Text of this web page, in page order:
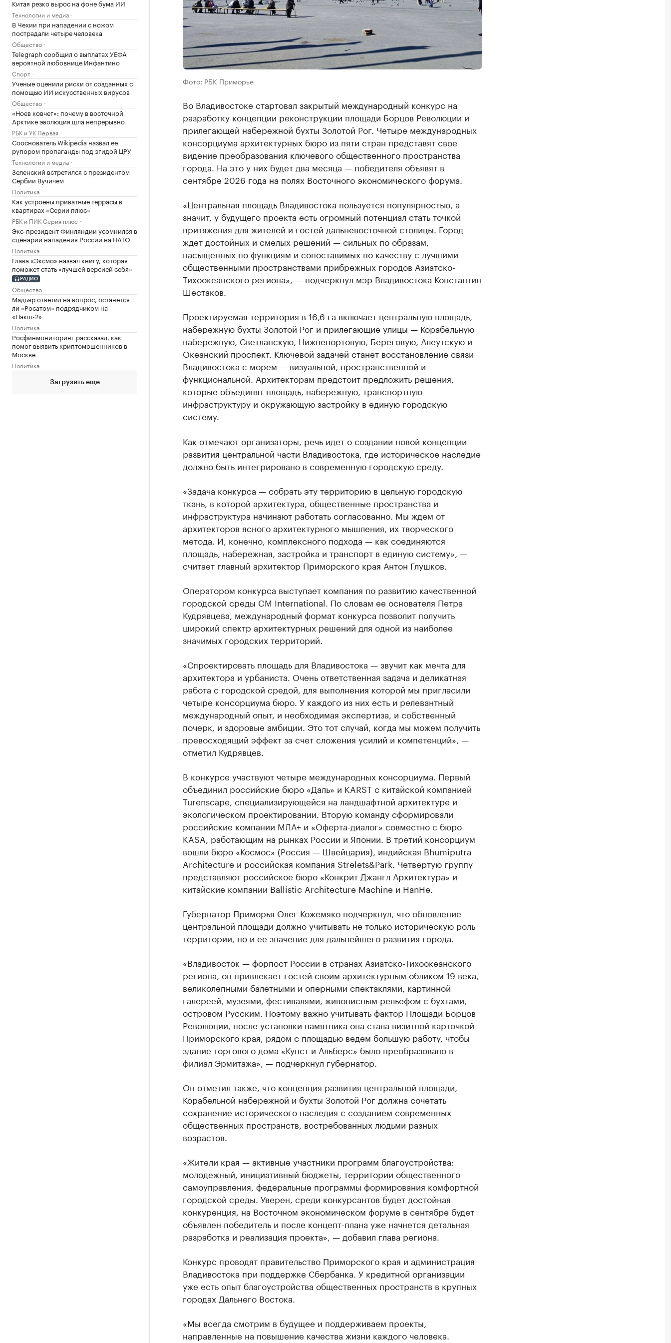
Китая резко вырос на фоне бума ИИ
Технологии и медиа
В Чехии при нападении с ножом
пострадали четыре человека
Общество
Telegraph сообщил о выплатах УЕФА
вероятной любовнице Инфантино
Спорт
Ученые оценили риски от созданных с
помощью ИИ искусственных вирусов
Общество
«Ноев ковчег»: почему в восточной
Арктике эволюция шла непрерывно
РБК и УК Первая
Сооснователь Wikipedia назвал ее
рупором пропаганды под эгидой ЦРУ
Технологии и медиа
Зеленский встретился с президентом
Сербии Вучичем
Политика
Как устроены приватные террасы в
квартирах «Серии плюс»
РБК и ПИК Серия плюс
Экс-президент Финляндии усомнился в
сценарии нападения России на НАТО
Политика
Глава «Эксмо» назвал книгу, которая
поможет стать «лучшей версией себя»
РАДИО
Общество
Мадьяр ответил на вопрос, останется
ли «Росатом» подрядчиком на
«Пакш-2»
Политика
Росфинмониторинг рассказал, как
помог выявить криптомошенников в
Москве
Политика
Загрузить еще
Фото: РБК Приморье
Во Владивостоке стартовал закрытый международный конкурс на
разработку концепции реконструкции площади Борцов Революции и
прилегающей набережной бухты Золотой Рог. Четыре международных
консорциума архитектурных бюро из пяти стран представят свое
видение преобразования ключевого общественного пространства
города. На это у них будет два месяца — победителя объявят в
сентябре 2026 года на полях Восточного экономического форума.
«Центральная площадь Владивостока пользуется популярностью, а
значит, у будущего проекта есть огромный потенциал стать точкой
притяжения для жителей и гостей дальневосточной столицы. Город
ждет достойных и смелых решений — сильных по образам,
насыщенных по функциям и сопоставимых по качеству с лучшими
общественными пространствами прибрежных городов Азиатско-
Тихоокеанского региона», — подчеркнул мэр Владивостока Константин
Шестаков.
Проектируемая территория в 16,6 га включает центральную площадь,
набережную бухты Золотой Рог и прилегающие улицы — Корабельную
набережную, Светланскую, Нижнепортовую, Береговую, Алеутскую и
Океанский проспект. Ключевой задачей станет восстановление связи
Владивостока с морем — визуальной, пространственной и
функциональной. Архитекторам предстоит предложить решения,
которые объединят площадь, набережную, транспортную
инфраструктуру и окружающую застройку в единую городскую
систему.
Как отмечают организаторы, речь идет о создании новой концепции
развития центральной части Владивостока, где историческое наследие
должно быть интегрировано в современную городскую среду.
«Задача конкурса — собрать эту территорию в цельную городскую
ткань, в которой архитектура, общественные пространства и
инфраструктура начинают работать согласованно. Мы ждем от
архитекторов ясного архитектурного мышления, их творческого
метода. И, конечно, комплексного подхода — как соединяются
площадь, набережная, застройка и транспорт в единую систему», —
считает главный архитектор Приморского края Антон Глушков.
Оператором конкурса выступает компания по развитию качественной
городской среды CM International. По словам ее основателя Петра
Кудрявцева, международный формат конкурса позволит получить
широкий спектр архитектурных решений для одной из наиболее
значимых городских территорий.
«Спроектировать площадь для Владивостока — звучит как мечта для
архитектора и урбаниста. Очень ответственная задача и деликатная
работа с городской средой, для выполнения которой мы пригласили
четыре консорциума бюро. У каждого из них есть и релевантный
международный опыт, и необходимая экспертиза, и собственный
почерк, и здоровые амбиции. Это тот случай, когда мы можем получить
превосходящий эффект за счет сложения усилий и компетенций», —
отметил Кудрявцев.
В конкурсе участвуют четыре международных консорциума. Первый
объединил российские бюро «Даль» и KARST с китайской компанией
Turenscape, специализирующейся на ландшафтной архитектуре и
экологическом проектировании. Вторую команду сформировали
российские компании МЛА+ и «Оферта-диалог» совместно с бюро
KASA, работающим на рынках России и Японии. В третий консорциум
вошли бюро «Космос» (Россия — Швейцария), индийская Bhumiputra
Architecture и российская компания Strelets&Park. Четвертую группу
представляют российское бюро «Конкрит Джангл Архитектура» и
китайские компании Ballistic Architecture Machine и HanHe.
Губернатор Приморья Олег Кожемяко подчеркнул, что обновление
центральной площади должно учитывать не только историческую роль
территории, но и ее значение для дальнейшего развития города.
«Владивосток — форпост России в странах Азиатско-Тихоокеанского
региона, он привлекает гостей своим архитектурным обликом 19 века,
великолепными балетными и оперными спектаклями, картинной
галереей, музеями, фестивалями, живописным рельефом с бухтами,
островом Русским. Поэтому важно учитывать фактор Площади Борцов
Революции, после установки памятника она стала визитной карточкой
Приморского края, рядом с площадью ведем большую работу, чтобы
здание торгового дома «Кунст и Альберс» было преобразовано в
филиал Эрмитажа», — подчеркнул губернатор.
Он отметил также, что концепция развития центральной площади,
Корабельной набережной и бухты Золотой Рог должна сочетать
сохранение исторического наследия с созданием современных
общественных пространств, востребованных людьми разных
возрастов.
«Жители края — активные участники программ благоустройства:
молодежный, инициативный бюджеты, территории общественного
самоуправления, федеральные программы формирования комфортной
городской среды. Уверен, среди конкурсантов будет достойная
конкуренция, на Восточном экономическом форуме в сентябре будет
объявлен победитель и после концепт-плана уже начнется детальная
разработка и реализация проекта», — добавил глава региона.
Конкурс проводят правительство Приморского края и администрация
Владивостока при поддержке Сбербанка. У кредитной организации
уже есть опыт благоустройства общественных пространств в крупных
городах Дальнего Востока.
«Мы всегда смотрим в будущее и поддерживаем проекты,
направленные на повышение качества жизни каждого человека.